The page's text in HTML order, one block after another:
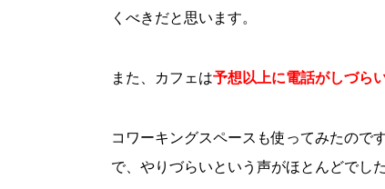
くべきだと思います。
また、カフェは予想以上に電話がしづら
コワーキングスペースも使ってみたので
で、やりづらいという声がほとんどでした